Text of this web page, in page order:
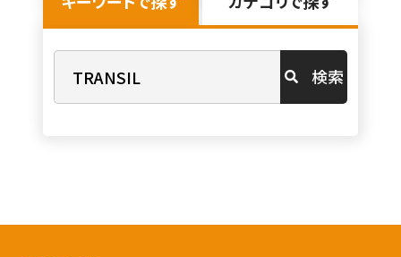
検索